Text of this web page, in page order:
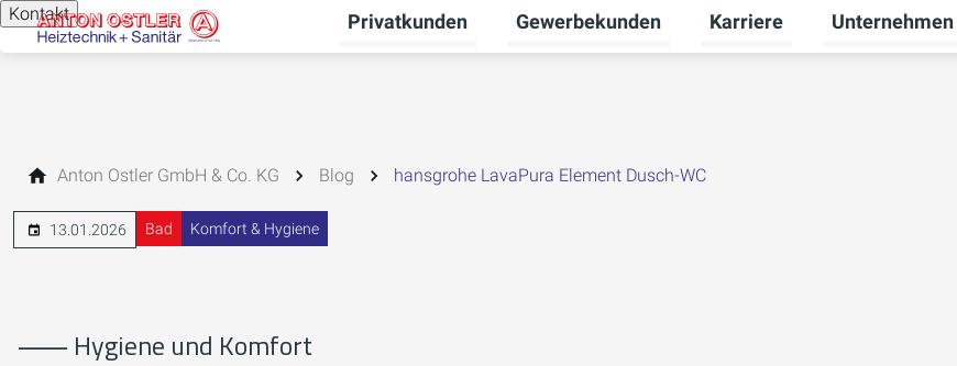
Kontakt Privatkunden
Untermenü für Privatkunden umschalten
Gewerbekunden
Untermenü für
Karriere
Untermenü für
Unternehmen
Anton Ostler GmbH & Co. KG Blog hansgrohe LavaPura Element Dusch-WC
13.01.2026 Bad Komfort & Hygiene
⸺ Hygiene und Komfort